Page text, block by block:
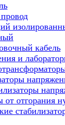
кабель
и
от отгорания